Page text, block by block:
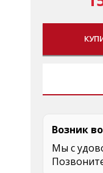
Возник
Мы с